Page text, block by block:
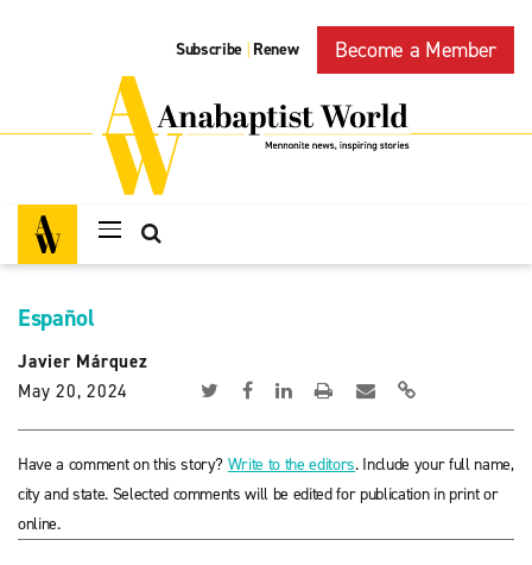
Subscribe | Renew Become a Member
Español
Javier Márquez
May 20, 2024
Have a comment on this story? Write to the editors. Include your full name,
city and state. Selected comments will be edited for publication in print or
online.